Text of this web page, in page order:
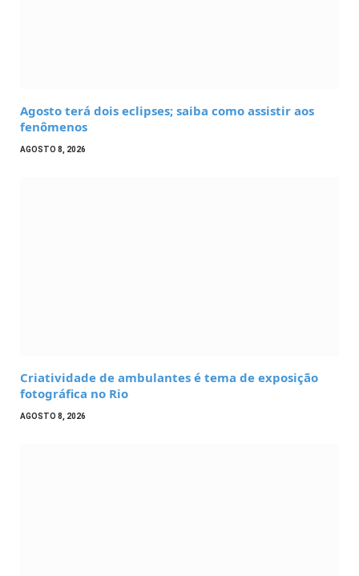
Agosto terá dois eclipses; saiba como assistir aos
fenômenos
AGOSTO 8, 2026
Criatividade de ambulantes é tema de exposição
fotográfica no Rio
AGOSTO 8, 2026